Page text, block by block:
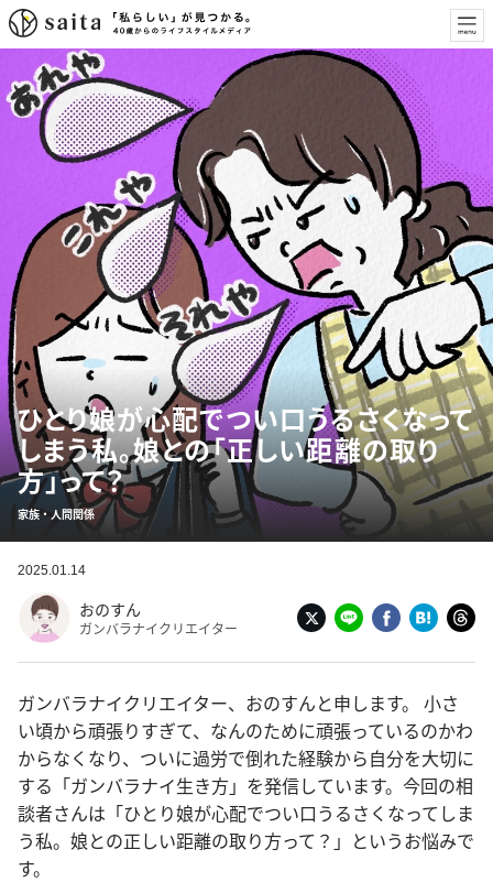
ひとり娘が心配でつい口うるさくなって
しまう私。娘との「正しい距離の取り
方」って？
家族・人間関係
2025.01.14
おのすん
ガンバラナイクリエイター
ガンバラナイクリエイター、おのすんと申します。 小さ
い頃から頑張りすぎて、なんのために頑張っているのかわ
からなくなり、ついに過労で倒れた経験から自分を大切に
する「ガンバラナイ生き方」を発信しています。今回の相
談者さんは「ひとり娘が心配でつい口うるさくなってしま
う私。娘との正しい距離の取り方って？」というお悩みで
す。